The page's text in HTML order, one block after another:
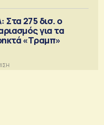
Στα 275 δισ. ο
για τα
«Τραμπ»